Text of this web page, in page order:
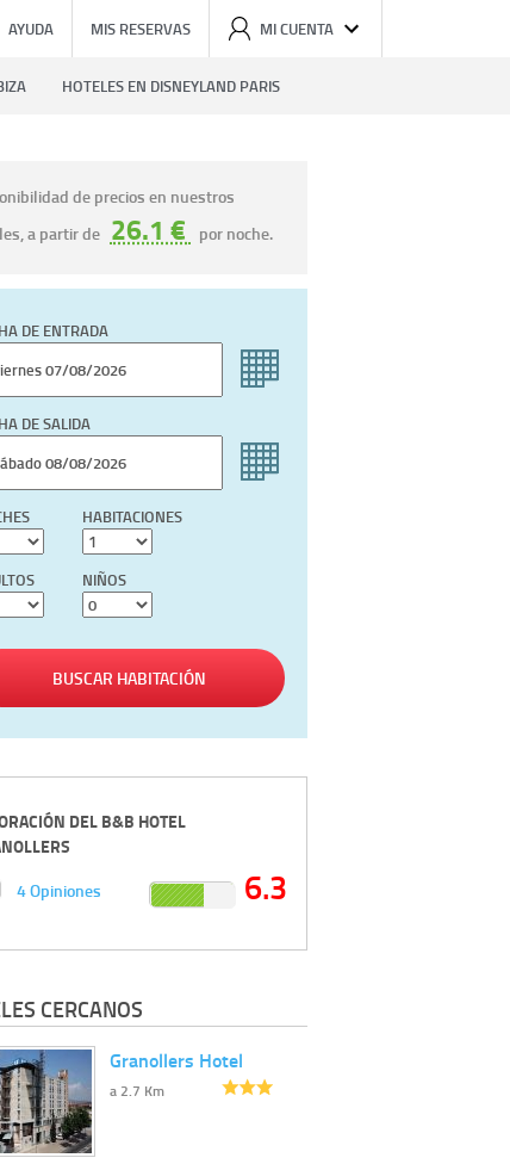
AYUDA MIS RESERVAS MI CUENTA
HOTELES EN DISNEYLAND PARIS
de precios en nuestros
a partir de 26.1 € por noche.
DE ENTRADA
DE SALIDA
HABITACIONES
NIÑOS
BUSCAR HABITACIÓN
DELB&B HOTEL
4Opiniones 6.3
CERCANOS
Granollers Hotel
a 2.7 Km